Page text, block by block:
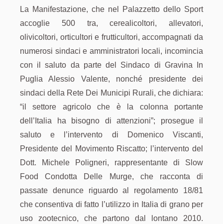
La Manifestazione, che nel Palazzetto dello Sport
accoglie 500 tra, cerealicoltori, allevatori,
olivicoltori, orticultori e frutticultori, accompagnati da
numerosi sindaci e amministratori locali, incomincia
con il saluto da parte del Sindaco di Gravina In
Puglia Alessio Valente, nonché presidente dei
sindaci della Rete Dei Municipi Rurali, che dichiara:
“il settore agricolo che è la colonna portante
dell’Italia ha bisogno di attenzioni”; prosegue il
saluto e l’intervento di Domenico Viscanti,
Presidente del Movimento Riscatto; l’intervento del
Dott. Michele Poligneri, rappresentante di Slow
Food Condotta Delle Murge, che racconta di
passate denunce riguardo al regolamento 18/81
che consentiva di fatto l’utilizzo in Italia di grano per
uso zootecnico, che partono dal lontano 2010.